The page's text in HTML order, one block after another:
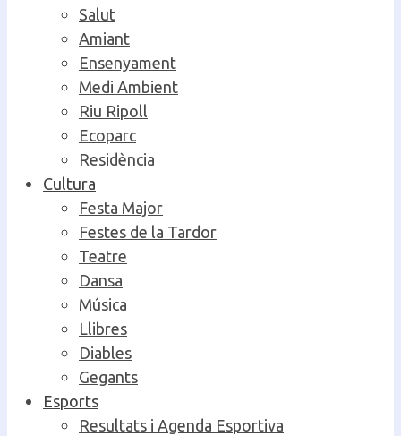
Salut
Amiant
Ensenyament
Medi Ambient
Riu Ripoll
Ecoparc
Residència
Cultura
Festa Major
Festes de la Tardor
Teatre
Dansa
Música
Llibres
Diables
Gegants
Esports
Resultats i Agenda Esportiva